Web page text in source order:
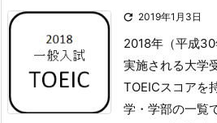
 2019年1月3日
2018年（平成
実施される大学
TOEICスコアを
学・学部の一覧